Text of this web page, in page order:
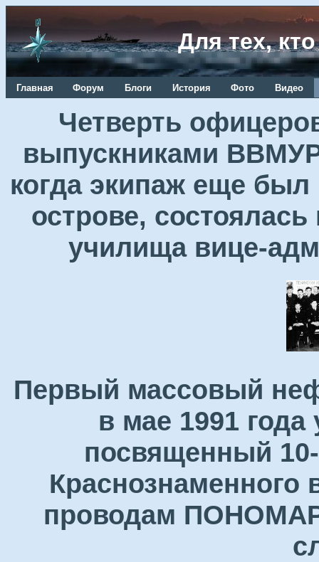
Для тех,
Главная Форум Блоги История Фото Видео
Четверть
выпускниками
когда экипаж еще был
острове,
училища вице-
Первый массовый
в мае 1991 года
посвященный
Краснознаменного
проводам